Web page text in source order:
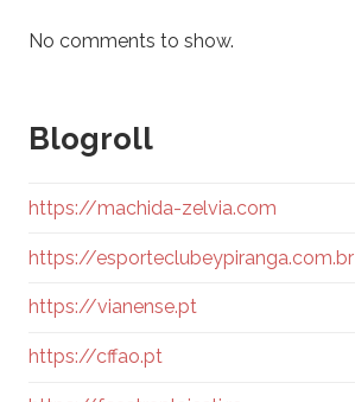
No comments to show.
Blogroll
https://machida-zelvia.com
https://esporteclubeypiranga.com.br
https://vianense.pt
https://cffao.pt